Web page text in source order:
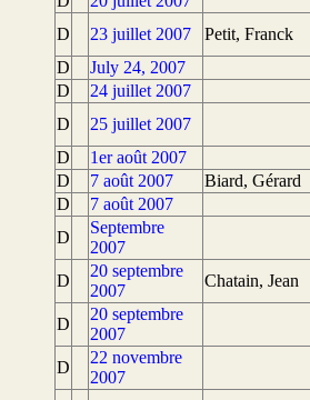
D
23 juillet 2007 Petit, Franck
D
July 24, 2007
D
24 juillet 2007
D
25 juillet 2007
D
1er août 2007
D
7 août 2007 Biard, Gérard
D
7 août 2007
D
Septembre
2007
D
20 septembre
2007
Chatain, Jean
D
20 septembre
2007
D
22 novembre
2007